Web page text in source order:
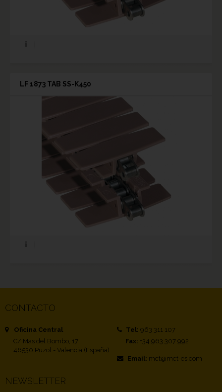
LF 1873 TAB SS-K450
CONTACTO
Oficina Central
C/ Mas del Bombo, 17
46530 Puzol - Valencia (España)
Tel: 963 311 107
Fax: +34 963 307 992
Email: mct@mct-es.com
NEWSLETTER